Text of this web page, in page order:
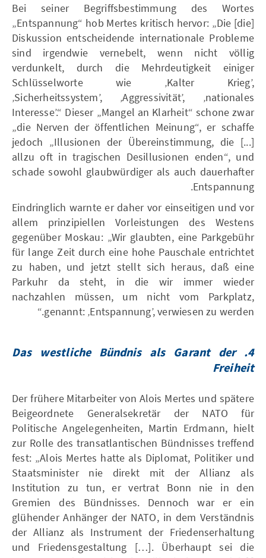
Bei seiner Begriffsbestimmung des Wortes
„Entspannung“ hob Mertes kritisch hervor: „Die [die]
Diskussion entscheidende internationale Probleme
sind irgendwie vernebelt, wenn nicht völlig
verdunkelt, durch die Mehrdeutigkeit einiger
Schlüsselworte wie ‚Kalter Krieg’,
‚Sicherheitssystem’, ‚Aggressivität’, ‚nationales
Interesse’.“ Dieser „Mangel an Klarheit“ schone zwar
„die Nerven der öffentlichen Meinung“, er schaffe
jedoch „Illusionen der Übereinstimmung, die [...]
allzu oft in tragischen Desillusionen enden“, und
schade sowohl glaubwürdiger als auch dauerhafter
Entspannung.
Eindringlich warnte er daher vor einseitigen und vor
allem prinzipiellen Vorleistungen des Westens
gegenüber Moskau: „Wir glaubten, eine Parkgebühr
für lange Zeit durch eine hohe Pauschale entrichtet
zu haben, und jetzt stellt sich heraus, daß eine
Parkuhr da steht, in die wir immer wieder
nachzahlen müssen, um nicht vom Parkplatz,
genannt: ‚Entspannung’, verwiesen zu werden.“
4.
Das westliche Bündnis als Garant der
Freiheit
Der frühere Mitarbeiter von Alois Mertes und spätere
Beigeordnete Generalsekretär der NATO für
Politische Angelegenheiten, Martin Erdmann, hielt
zur Rolle des transatlantischen Bündnisses treffend
fest: „Alois Mertes hatte als Diplomat, Politiker und
Staatsminister nie direkt mit der Allianz als
Institution zu tun, er vertrat Bonn nie in den
Gremien des Bündnisses. Dennoch war er ein
glühender Anhänger der NATO, in dem Verständnis
der Allianz als Instrument der Friedenserhaltung
und Friedensgestaltung […]. Überhaupt sei die